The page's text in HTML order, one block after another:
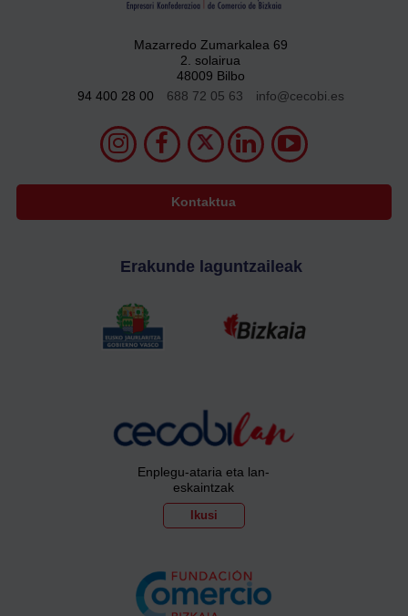
Mazarredo Zumarkalea 69
2. solairua
48009 Bilbo
94 400 28 00
688 72 05 63 info@cecobi.es
Kontaktua
Erakunde laguntzaileak
Enplegu-ataria eta lan-
eskaintzak
Ikusi